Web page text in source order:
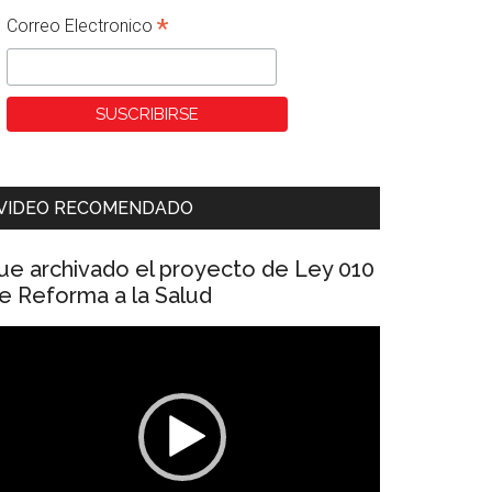
Correo Electronico *
RECOMENDADO
archivado el proyecto de Ley 010
Reforma a la Salud